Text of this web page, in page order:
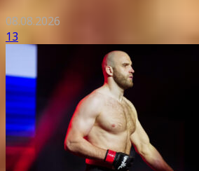
08.08.2026
13